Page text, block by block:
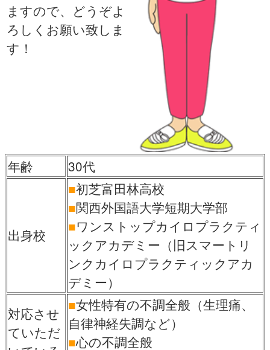
ますので、どうぞよ
ろしくお願い致しま
す！
年齢 30代
出身校
■初芝富田林高校
■関西外国語大学短期大学部
■ワンストップカイロプラクティ
ックアカデミー（旧スマートリ
ンクカイロプラクティックアカ
デミー）
対応させ
ていただ
■女性特有の不調全般（生理痛、
自律神経失調など）
■心の不調全般